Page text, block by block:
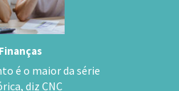
Finanças
é o maior da série
diz CNC